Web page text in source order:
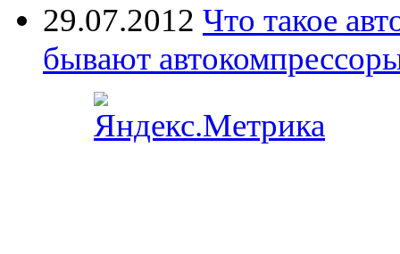
29.07.2012 Что такое
бывают